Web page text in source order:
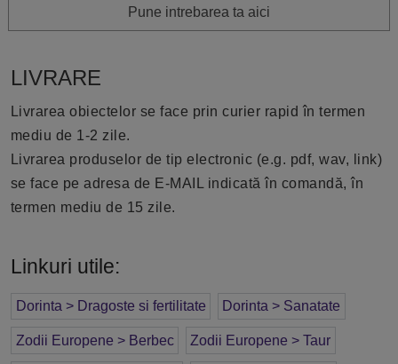
Pune intrebarea ta aici
LIVRARE
Livrarea obiectelor se face prin curier rapid în termen
mediu de 1-2 zile.
Livrarea produselor de tip electronic (e.g. pdf, wav, link)
se face pe adresa de E-MAIL indicată în comandă, în
termen mediu de 15 zile.
Linkuri utile:
Dorinta > Dragoste si fertilitate Dorinta > Sanatate
Zodii Europene > Berbec Zodii Europene > Taur